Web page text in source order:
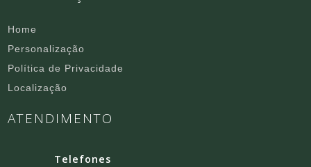
Home
Personalização
Política de Privacidade
Localização
ATENDIMENTO
Telefones